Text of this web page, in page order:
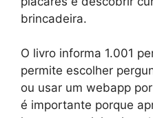
brincadeira.
O livro informa 1.001
permite escolher
ou usar um webapp
é importante porque